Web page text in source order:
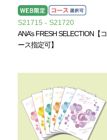
S21715 - S21720
ANA’s FRESH SELECTION【コ
ース指定可】